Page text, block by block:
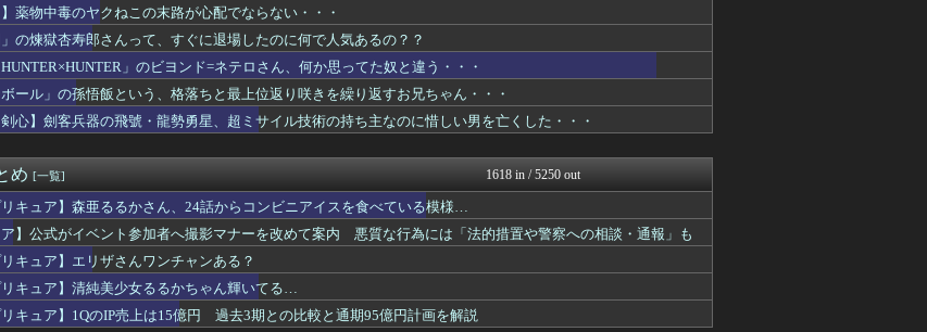
て可愛くね？
るるかさん、24話からコンビニアイスを食べている模様…
プリキュアのまとめ
はね、ハゲてる人が好きなの」
ぐら速 -声優まとめ速報-
でキレさせる台詞を書いた奴が優勝ｗｗｗｗ
アニはつ -アニメ発信場-
入ってきたのが果南だったら
コンテンツ・声優 | ラブ...
星人が登場！！YouTubeで「科特隊宇宙へ」を配信！...
ヒーローNEWS
しない漫画存在しない
ああ言えばForYou
エロフィギュアが欲しすぎて泣く…
異世界転生まとめ速報
ップさん、メルルを捨ててマァムなんかを選んでしまうｗｗ...
DXマイスドライバー」のレビュー動画公開！！
件 第89話 感想：原初同士の戦い！メイドvs執事にな...
アニメつぶやき速報‼︎
女さん、あまりにも多すぎて大渋滞にｗｗｗｗｗ
ジャンプ速報
、ガチ『コレ』だと判明ｗｗｗｗ
説を読んでラスボスに驚いた
公開14日間で興収50億円突破！！
デジタルニューススレッド
長すぎるせいで新規ファンがガチで誰もいないｗｗｗｗ
アニはつ -アニメ発信場-
】薬物中毒のヤクねこの末路が心配でならない・・・
」の煉獄杏寿郎さんって、すぐに退場したのに何で人気あるの？？
HUNTER×HUNTER」のビヨンド=ネテロさん、何か思ってた奴と違う・・・
ボール」の孫悟飯という、格落ちと最上位返り咲きを繰り返すお兄ちゃん・・・
剣心】劍客兵器の飛號・龍勢勇星、超ミサイル技術の持ち主なのに惜しい男を亡くした・・・
め [一覧] 1618 in / 5250 out
リキュア】森亜るるかさん、24話からコンビニアイスを食べている模様…
ア】公式がイベント参加者へ撮影マナーを改めて案内 悪質な行為には「法的措置や警察への相談・通報」も
リキュア】エリザさんワンチャンある？
リキュア】清純美少女るるかちゃん輝いてる…
リキュア】1QのIP売上は15億円 過去3期との比較と通期95億円計画を解説